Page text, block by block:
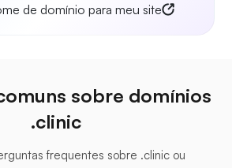
de domínio para meu site
sobre domínios
.clinic
frequentes sobre .clinic ou